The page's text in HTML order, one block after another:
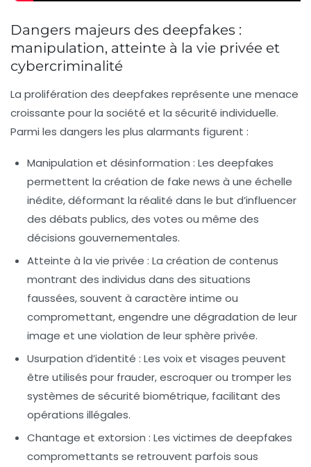
Dangers majeurs des deepfakes :
manipulation, atteinte à la vie privée et
cybercriminalité
La prolifération des deepfakes représente une menace
croissante pour la société et la sécurité individuelle.
Parmi les dangers les plus alarmants figurent :
Manipulation et désinformation : Les deepfakes
permettent la création de fake news à une échelle
inédite, déformant la réalité dans le but d’influencer
des débats publics, des votes ou même des
décisions gouvernementales.
Atteinte à la vie privée : La création de contenus
montrant des individus dans des situations
faussées, souvent à caractère intime ou
compromettant, engendre une dégradation de leur
image et une violation de leur sphère privée.
Usurpation d’identité : Les voix et visages peuvent
être utilisés pour frauder, escroquer ou tromper les
systèmes de sécurité biométrique, facilitant des
opérations illégales.
Chantage et extorsion : Les victimes de deepfakes
compromettants se retrouvent parfois sous